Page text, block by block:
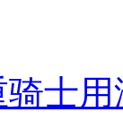
士